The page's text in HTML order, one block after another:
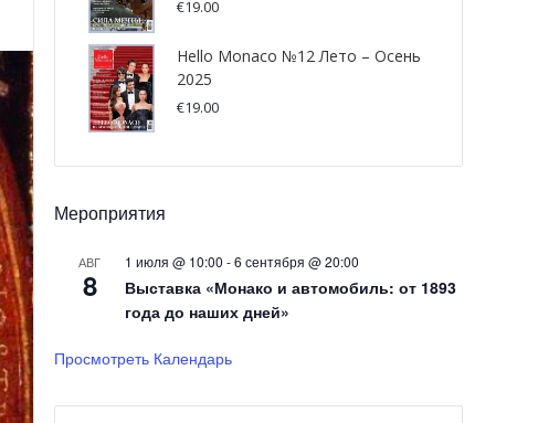
€19.00
Hello Monaco №12 Лето – Осень
2025
€19.00
Мероприятия
АВГ
8
1 июля @ 10:00 -6 сентября @ 20:00
Выставка «Монако и автомобиль: от 1893
года до наших дней»
Просмотреть Календарь